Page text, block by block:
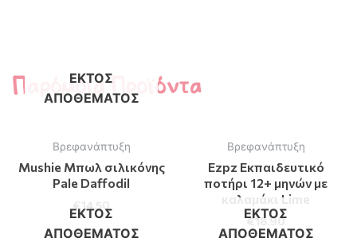
Παρόμοια Προϊόντα
ΕΚΤΌΣ
ΑΠΟΘΈΜΑΤΟΣ
Βρεφανάπτυξη
Mushie Μπωλ σιλικόνης
Pale Daffodil
Βρεφανάπτυξη
Ezpz Eκπαιδευτικό
ποτήρι 12+ μηνών με
καλαμάκι Lime
€18.90
ΕΚΤΌΣ
ΑΠΟΘΈΜΑΤΟΣ
ΕΚΤΌΣ
ΑΠΟΘΈΜΑΤΟΣ